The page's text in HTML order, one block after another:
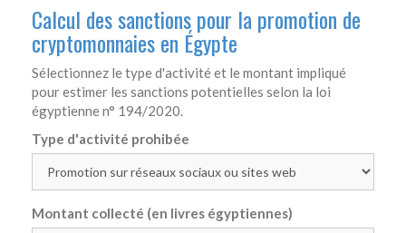
Calcul des sanctions pour la promotion de
cryptomonnaies en Égypte
Sélectionnez le type d'activité et le montant impliqué
pour estimer les sanctions potentielles selon la loi
égyptienne n° 194/2020.
Type d'activité prohibée
Montant collecté (en livres égyptiennes)